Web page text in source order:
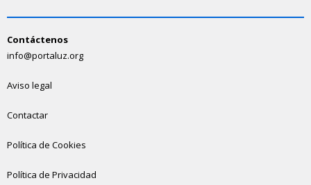
Contáctenos
info@portaluz.org
Aviso legal
Contactar
Política de Cookies
Política de Privacidad